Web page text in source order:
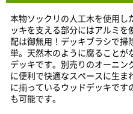
本物ソックリの人工木を使用し
ッキを支える部分にはアルミ
配は御無用！デッキブラシで掃
単。天然木のように腐ることが
デッキです。別売りのオーニン
に便利で快適なスペースに生ま
に揃っているウッドデッキで
も可能です。